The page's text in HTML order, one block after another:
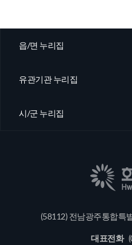
읍/면 누리집
유관기관 누리집
시/군 누리집
(58112) 전남광주통합특
대표전화